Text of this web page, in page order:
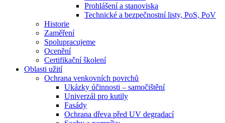
Prohlášení a stanoviska
Technické a bezpečnostní listy, PoS, PoV
Historie
Zaměření
Spolupracujeme
Ocenění
Certifikační školení
Oblasti užití
Ochrana venkovních povrchů
Ukázky účinnosti – samočištění
Univerzál pro kutily
Fasády
Ochrana dřeva před UV degradací